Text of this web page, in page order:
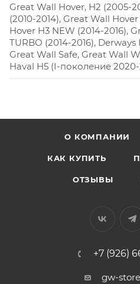
Great Wall Hover, H2 (2005-
(2010-2014), Great Wall
Hover H3 NEW (2014-2016),
TURBO (2014-2016), Derways
Great Wall Safe, Great Wall
Haval H5 (I-поколение 2020-
О КОМПАНИИ
КАК КУПИТЬ
ОТЗЫВЫ
+7 (926)
gw-